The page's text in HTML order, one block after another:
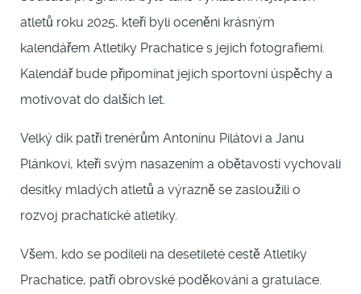
atletů roku 2025, kteří byli oceněni krásným
kalendářem Atletiky Prachatice s jejich fotografiemi.
Kalendář bude připomínat jejich sportovní úspěchy a
motivovat do dalších let.
Velký dík patří trenérům Antonínu Pilátovi a Janu
Plánkovi, kteří svým nasazením a obětavostí vychovali
desítky mladých atletů a výrazně se zasloužili o
rozvoj prachatické atletiky.
Všem, kdo se podíleli na desetileté cestě Atletiky
Prachatice, patří obrovské poděkování a gratulace.